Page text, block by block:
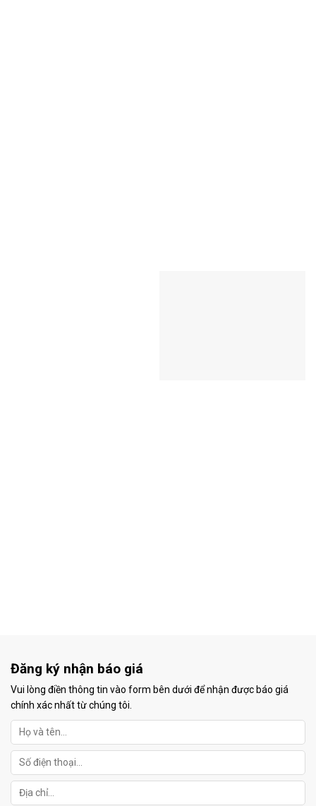
Đăng ký nhận báo giá
Vui lòng điền thông tin vào form bên dưới để nhận được báo giá
chính xác nhất từ chúng tôi.